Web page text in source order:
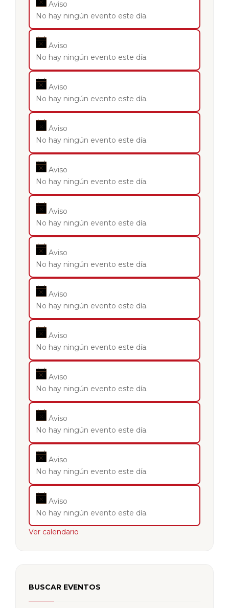
Aviso
No hay ningún evento este día.
Aviso
No hay ningún evento este día.
Aviso
No hay ningún evento este día.
Aviso
No hay ningún evento este día.
Aviso
No hay ningún evento este día.
Aviso
No hay ningún evento este día.
Aviso
No hay ningún evento este día.
Aviso
No hay ningún evento este día.
Aviso
No hay ningún evento este día.
Aviso
No hay ningún evento este día.
Aviso
No hay ningún evento este día.
Aviso
No hay ningún evento este día.
Aviso
No hay ningún evento este día.
Ver calendario
BUSCAR EVENTOS